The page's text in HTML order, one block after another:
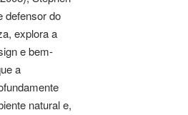
defensor do
explora a
e bem-
a
natural e,